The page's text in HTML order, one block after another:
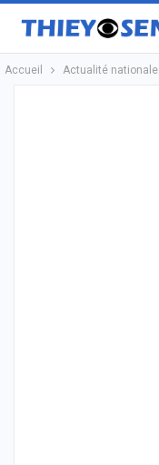
Accueil Actualité nationale